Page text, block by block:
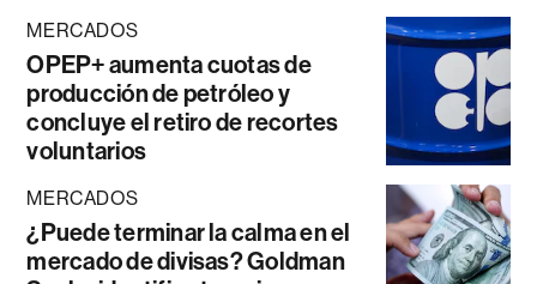
MERCADOS
OPEP+ aumenta cuotas de
producción de petróleo y
concluye el retiro de recortes
voluntarios
MERCADOS
¿Puede terminar la calma en el
mercado de divisas? Goldman